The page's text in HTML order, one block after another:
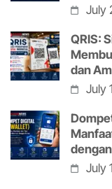
July
QRIS:
dan
July
July